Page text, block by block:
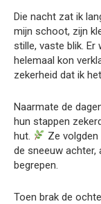
Die nacht zat ik
mijn schoot, zijn
stille, vaste blik.
helemaal kon
zekerheid dat ik
Naarmate de
hun stappen
hut.
Ze
de sneeuw achter,
begrepen.
Toen brak de